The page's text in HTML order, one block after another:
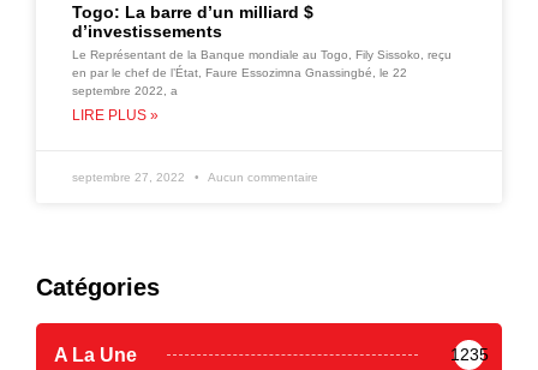
Togo: La barre d’un milliard $
d’investissements
Le Représentant de la Banque mondiale au Togo, Fily Sissoko, reçu
en par le chef de l’État, Faure Essozimna Gnassingbé, le 22
septembre 2022, a
LIRE PLUS »
septembre 27, 2022 Aucun commentaire
Catégories
A La Une 1235